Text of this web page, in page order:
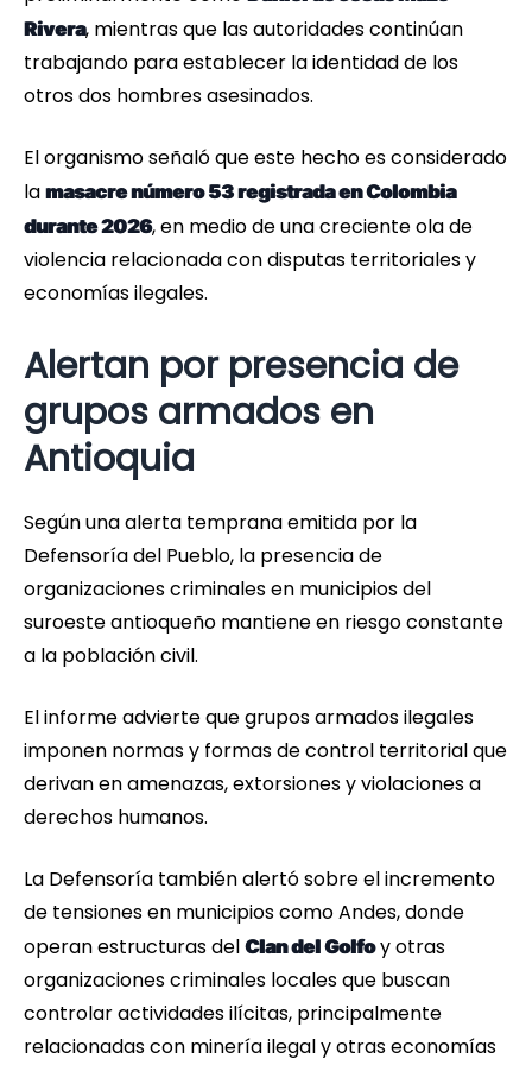
Rivera, mientras que las autoridades continúan
trabajando para establecer la identidad de los
otros dos hombres asesinados.
El organismo señaló que este hecho es considerado
la masacre número 53 registrada en Colombia
durante 2026, en medio de una creciente ola de
violencia relacionada con disputas territoriales y
economías ilegales.
Alertan por presencia de
grupos armados en
Antioquia
Según una alerta temprana emitida por la
Defensoría del Pueblo, la presencia de
organizaciones criminales en municipios del
suroeste antioqueño mantiene en riesgo constante
a la población civil.
El informe advierte que grupos armados ilegales
imponen normas y formas de control territorial que
derivan en amenazas, extorsiones y violaciones a
derechos humanos.
La Defensoría también alertó sobre el incremento
de tensiones en municipios como Andes, donde
operan estructuras del Clan del Golfoy otras
organizaciones criminales locales que buscan
controlar actividades ilícitas, principalmente
relacionadas con minería ilegal y otras economías